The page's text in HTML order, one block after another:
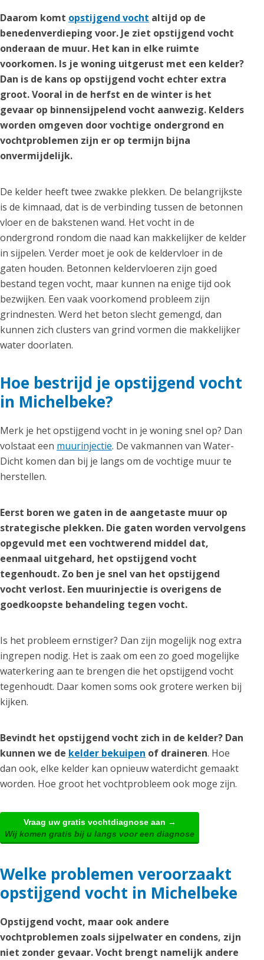
Daarom komt opstijgend vocht altijd op de
benedenverdieping voor. Je ziet opstijgend vocht
onderaan de muur. Het kan in elke ruimte
voorkomen. Is je woning uitgerust met een kelder?
Dan is de kans op opstijgend vocht echter extra
groot. Vooral in de herfst en de winter is het
gevaar op binnensijpelend vocht aanwezig. Kelders
worden omgeven door vochtige ondergrond en
vochtproblemen zijn er op termijn bijna
onvermijdelijk.
De kelder heeft twee zwakke plekken. De belangrijkste
is de kimnaad, dat is de verbinding tussen de betonnen
vloer en de bakstenen wand. Het vocht in de
ondergrond rondom die naad kan makkelijker de kelder
in sijpelen. Verder moet je ook de keldervloer in de
gaten houden. Betonnen keldervloeren zijn goed
bestand tegen vocht, maar kunnen na enige tijd ook
bezwijken. Een vaak voorkomend probleem zijn
grindnesten. Werd het beton slecht gemengd, dan
kunnen zich clusters van grind vormen die makkelijker
water doorlaten.
Hoe bestrijd je opstijgend vocht
in Michelbeke?
Merk je het opstijgend vocht in je woning snel op? Dan
volstaat een muurinjectie. De vakmannen van Water-
Dicht komen dan bij je langs om de vochtige muur te
herstellen.
Eerst boren we gaten in de aangetaste muur op
strategische plekken. Die gaten worden vervolgens
opgevuld met een vochtwerend middel dat,
eenmaal uitgehard, het opstijgend vocht
tegenhoudt. Zo ben je snel van het opstijgend
vocht verlost. Een muurinjectie is overigens de
goedkoopste behandeling tegen vocht.
Is het probleem ernstiger? Dan zijn mogelijk nog extra
ingrepen nodig. Het is zaak om een zo goed mogelijke
waterkering aan te brengen die het opstijgend vocht
tegenhoudt. Daar komen soms ook grotere werken bij
kijken.
Bevindt het opstijgend vocht zich in de kelder? Dan
kunnen we de kelder bekuipen of draineren. Hoe
dan ook, elke kelder kan opnieuw waterdicht gemaakt
worden. Hoe groot het vochtprobleem ook moge zijn.
Vraag uw gratis vochtdiagnose aan →
Wij komen gratis bij u langs voor een diagnose
Welke problemen veroorzaakt
opstijgend vocht in Michelbeke
Opstijgend vocht, maar ook andere
vochtproblemen zoals sijpelwater en condens, zijn
niet zonder gevaar. Vocht brengt namelijk andere